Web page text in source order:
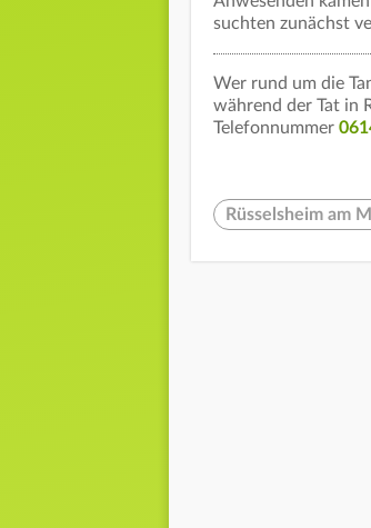
suchten zunächst
Wer rund um die
während der Tat in
Telefonnummer
Rüsselsheim am